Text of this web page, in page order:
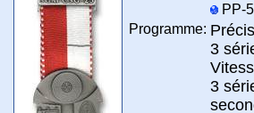
PP-
Programme:
3
3